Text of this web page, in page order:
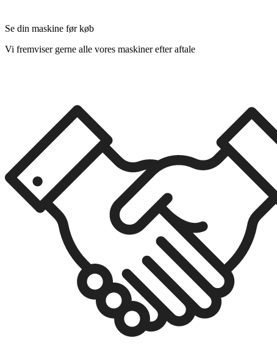
Se din maskine før køb
Vi fremviser gerne alle vores maskiner efter aftale